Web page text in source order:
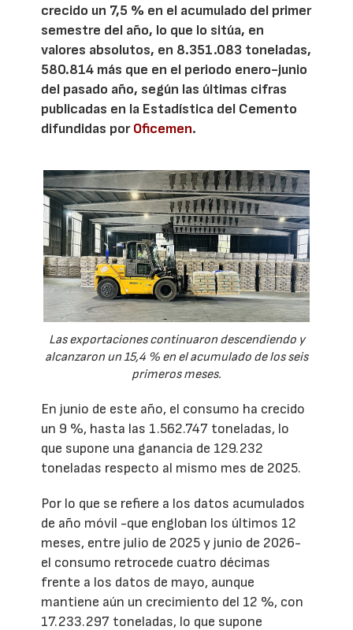
crecido un 7,5 % en el acumulado del primer
semestre del año, lo que lo sitúa, en
valores absolutos, en 8.351.083 toneladas,
580.814 más que en el periodo enero-junio
del pasado año, según las últimas cifras
publicadas en la Estadística del Cemento
difundidas porOficemen.
Las exportaciones continuaron descendiendo y
alcanzaron un 15,4 % en el acumulado de los seis
primeros meses.
En junio de este año, el consumo ha crecido
un 9 %, hasta las 1.562.747 toneladas, lo
que supone una ganancia de 129.232
toneladas respecto al mismo mes de 2025.
Por lo que se refiere a los datos acumulados
de año móvil -que engloban los últimos 12
meses, entre julio de 2025 y junio de 2026-
el consumo retrocede cuatro décimas
frente a los datos de mayo, aunque
mantiene aún un crecimiento del 12 %, con
17.233.297 toneladas, lo que supone